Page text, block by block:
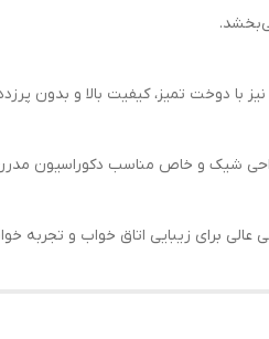
با دوخت تمیز، کیفیت بالا و بدون
شیک و خاص مناسب دکوراسیون
برای زیبایی اتاق خواب و تجربه